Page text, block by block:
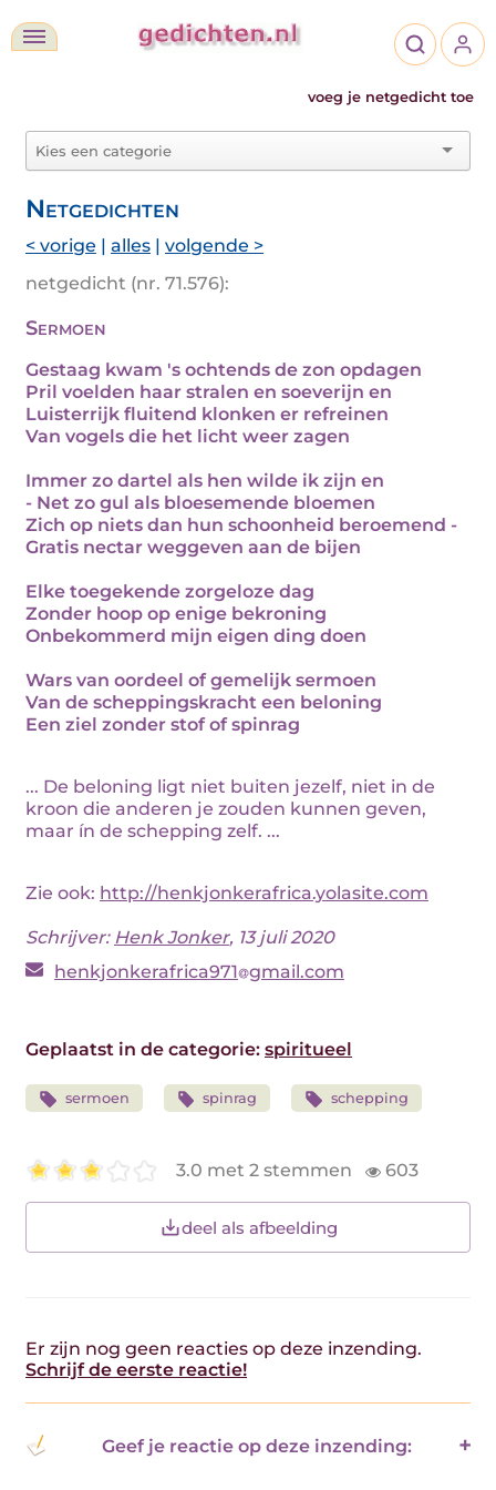
voeg je netgedicht toe
Netgedichten
< vorige | alles | volgende >
netgedicht (nr. 71.576):
Sermoen
Gestaag kwam 's ochtends de zon opdagen
Pril voelden haar stralen en soeverijn en
Luisterrijk fluitend klonken er refreinen
Van vogels die het licht weer zagen
Immer zo dartel als hen wilde ik zijn en
- Net zo gul als bloesemende bloemen
Zich op niets dan hun schoonheid beroemend -
Gratis nectar weggeven aan de bijen
Elke toegekende zorgeloze dag
Zonder hoop op enige bekroning
Onbekommerd mijn eigen ding doen
Wars van oordeel of gemelijk sermoen
Van de scheppingskracht een beloning
Een ziel zonder stof of spinrag
... De beloning ligt niet buiten jezelf, niet in de
kroon die anderen je zouden kunnen geven,
maar ín de schepping zelf. ...
Zie ook: http://henkjonkerafrica.yolasite.com
Schrijver: Henk Jonker, 13 juli 2020
henkjonkerafrica971 gmail.com
Geplaatst in de categorie: spiritueel
sermoen spinrag schepping
3.0 met 2 stemmen 603
deel als afbeelding
Er zijn nog geen reacties op deze inzending.
Schrijf de eerste reactie!
Geef je reactie op deze inzending: